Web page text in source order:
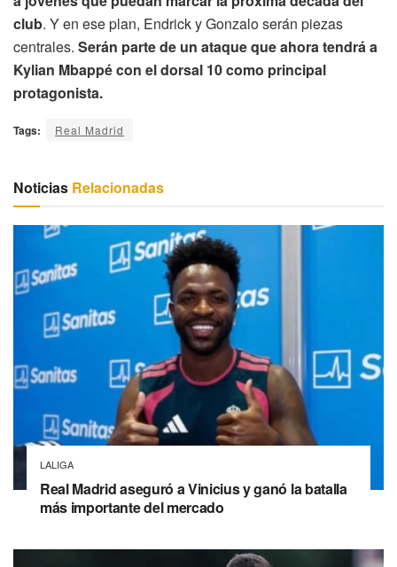
club. Y en ese plan, Endrick y Gonzalo serán piezas
centrales. Serán parte de un ataque que ahora tendrá a
Kylian Mbappé con el dorsal 10 como principal
protagonista.
Tags: Real Madrid
Noticias Relacionadas
LALIGA
Real Madrid aseguró a Vinicius y ganó la batalla
más importante del mercado